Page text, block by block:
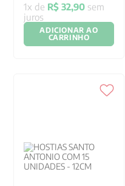
1x de R$ 32,90 sem
juros
ADICIONAR AO
CARRINHO